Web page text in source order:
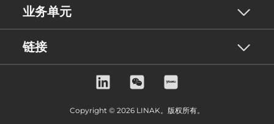
业务单元
链接
Copyright © 2026 LINAK。版权所有。